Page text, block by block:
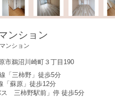
ンション
ンション
市鵜沼川崎町３丁目190
「三柿野」徒歩5分
「蘇原」徒歩12分
ス 三柿野駅前」停 徒歩5分